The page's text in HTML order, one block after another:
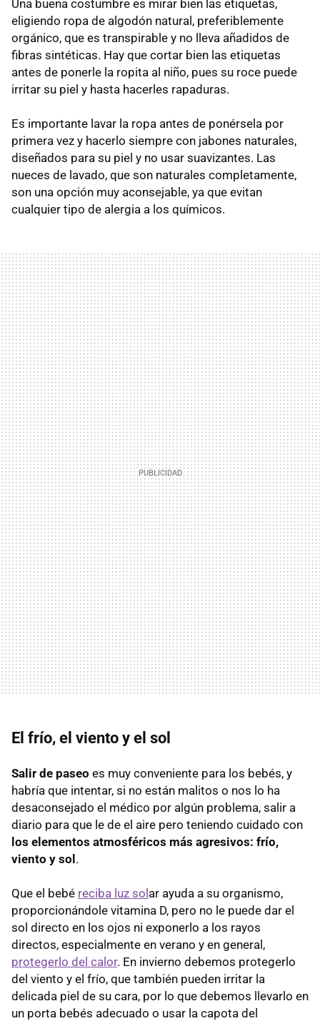
Una buena costumbre es mirar bien las etiquetas,
eligiendo ropa de algodón natural, preferiblemente
orgánico, que es transpirable y no lleva añadidos de
fibras sintéticas. Hay que cortar bien las etiquetas
antes de ponerle la ropita al niño, pues su roce puede
irritar su piel y hasta hacerles rapaduras.
Es importante lavar la ropa antes de ponérsela por
primera vez y hacerlo siempre con jabones naturales,
diseñados para su piel y no usar suavizantes. Las
nueces de lavado, que son naturales completamente,
son una opción muy aconsejable, ya que evitan
cualquier tipo de alergia a los químicos.
El frío, el viento y el sol
Salir de paseo es muy conveniente para los bebés, y
habría que intentar, si no están malitos o nos lo ha
desaconsejado el médico por algún problema, salir a
diario para que le de el aire pero teniendo cuidado con
los elementos atmosféricos más agresivos: frío,
viento y sol.
Que el bebé reciba luz solar ayuda a su organismo,
proporcionándole vitamina D, pero no le puede dar el
sol directo en los ojos ni exponerlo a los rayos
directos, especialmente en verano y en general,
protegerlo del calor. En invierno debemos protegerlo
del viento y el frío, que también pueden irritar la
delicada piel de su cara, por lo que debemos llevarlo en
un porta bebés adecuado o usar la capota del